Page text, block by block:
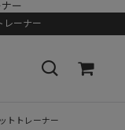
ー
レーナー
トトレーナー